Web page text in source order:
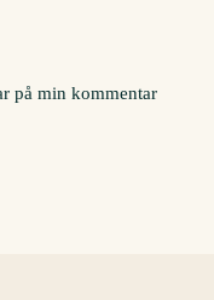
på min kommentar